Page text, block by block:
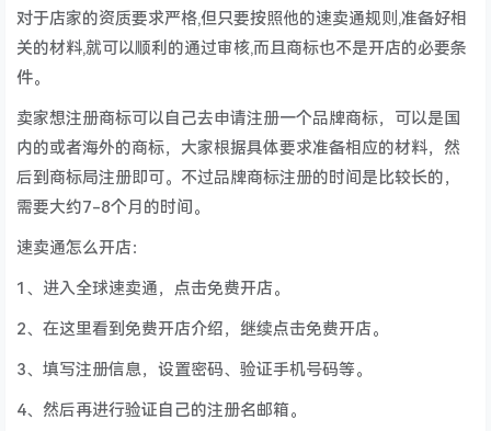
对于店家的资质要求严格,但只要按照他的速卖通规则,准备好相
关的材料,就可以顺利的通过审核,而且商标也不是开店的必要条
件。
卖家想注册商标可以自己去申请注册一个品牌商标，可以是国
内的或者海外的商标，大家根据具体要求准备相应的材料，然
后到商标局注册即可。不过品牌商标注册的时间是比较长的，
需要大约7-8个月的时间。
速卖通怎么开店：
1、进入全球速卖通，点击免费开店。
2、在这里看到免费开店介绍，继续点击免费开店。
3、填写注册信息，设置密码、验证手机号码等。
4、然后再进行验证自己的注册名邮箱。